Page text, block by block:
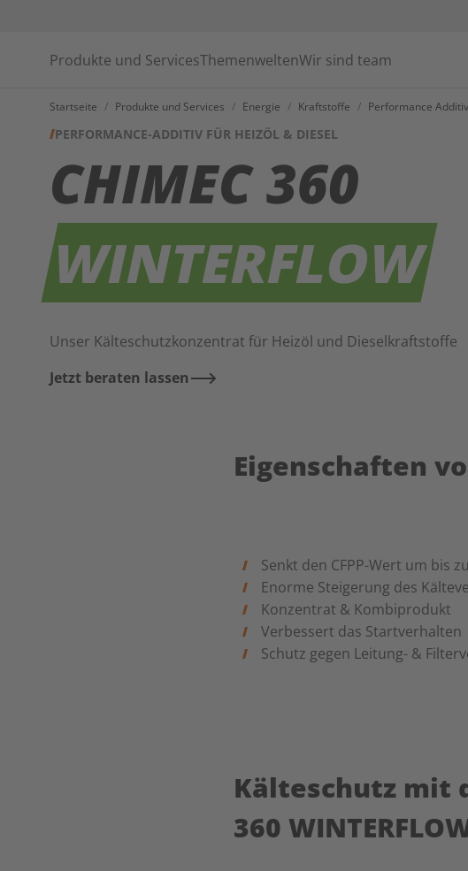
Produkte und ServicesThemenweltenWir sind team
Startseite / Produkte und Services / Energie / Kraftstoffe / Performance
PERFORMANCE-ADDITIV FÜR HEIZÖL & DIESEL
CHIMEC 360
WINTERFLOW
Unser Kälteschutzkonzentrat für Heizöl und Dieselkraftstoffe
Jetzt beraten lassen
Eigenschaften
Senkt den CFPP-Wert um bis
Enorme Steigerung des
Konzentrat & Kombiprodukt
Verbessert das Startverhalten
Schutz gegen Leitung- &
Kälteschutz mit
360